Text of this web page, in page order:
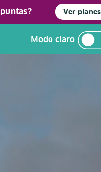
Ver planes
Modo claro